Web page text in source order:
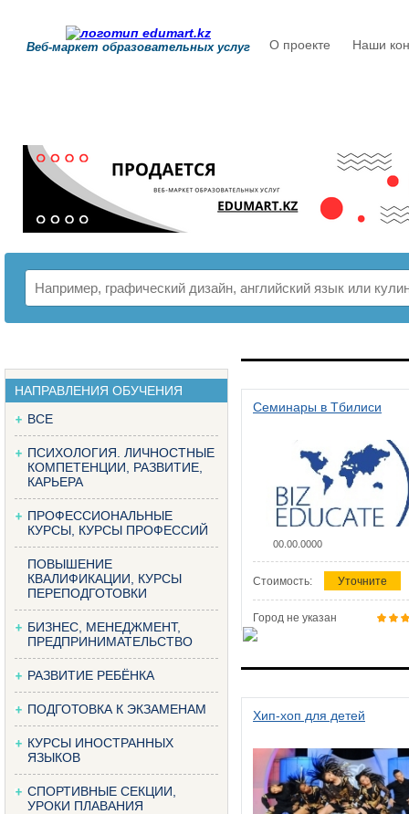
Веб-маркет образовательных услуг О проекте Наши
НАПРАВЛЕНИЯ ОБУЧЕНИЯ
ВСЕ
ПСИХОЛОГИЯ. ЛИЧНОСТНЫЕ
КОМПЕТЕНЦИИ, РАЗВИТИЕ,
КАРЬЕРА
ПРОФЕССИОНАЛЬНЫЕ
КУРСЫ, КУРСЫ ПРОФЕССИЙ
ПОВЫШЕНИЕ
КВАЛИФИКАЦИИ, КУРСЫ
ПЕРЕПОДГОТОВКИ
БИЗНЕС, МЕНЕДЖМЕНТ,
ПРЕДПРИНИМАТЕЛЬСТВО
РАЗВИТИЕ РЕБЁНКА
ПОДГОТОВКА К ЭКЗАМЕНАМ
КУРСЫ ИНОСТРАННЫХ
ЯЗЫКОВ
СПОРТИВНЫЕ СЕКЦИИ,
УРОКИ ПЛАВАНИЯ
Семинары в Тбилиси
00.00.0000
Стоимость: Уточните
Город не указан
Хип-хоп для детей